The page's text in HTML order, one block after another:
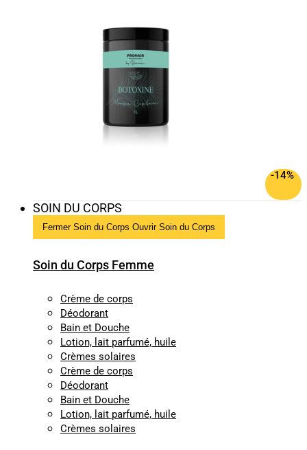
-14%
SOIN DU CORPS
Fermer Soin du Corps Ouvrir Soin du Corps
Soin du Corps Femme
Crème de corps
Déodorant
Bain et Douche
Lotion, lait parfumé, huile
Crèmes solaires
Crème de corps
Déodorant
Bain et Douche
Lotion, lait parfumé, huile
Crèmes solaires